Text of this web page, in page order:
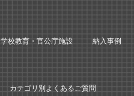
学校教育・官公庁施設 納入事例
カテゴリ別よくあるご質問